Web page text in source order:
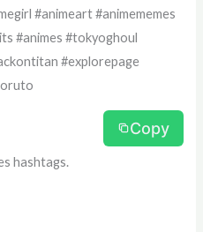
#animeart #animememes
#animes #tokyoghoul
#explorepage
Copy
hashtags.